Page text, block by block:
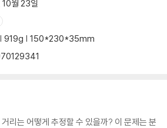
월 23일
919g | 150*230*35mm
리는 어떻게 추정할 수 있을까? 이 문제는 분